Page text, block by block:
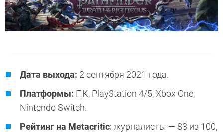
Дата выхода: 2 сентября 2021 года.
Платформы: ПК, PlayStation 4/5, Xbox One,
Nintendo Switch.
Рейтинг на Metacritic: журналисты — 83 из 100,